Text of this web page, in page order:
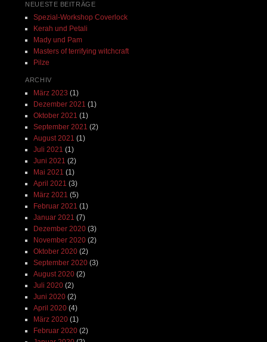
NEUESTE BEITRÄGE
Spezial-Workshop Coverlock
Kerah und Petali
Mady und Pam
Masters of terrifying witchcraft
Pilze
ARCHIV
März 2023 (1)
Dezember 2021 (1)
Oktober 2021 (1)
September 2021 (2)
August 2021 (1)
Juli 2021 (1)
Juni 2021 (2)
Mai 2021 (1)
April 2021 (3)
März 2021 (5)
Februar 2021 (1)
Januar 2021 (7)
Dezember 2020(3)
November 2020(2)
Oktober 2020(2)
September 2020(3)
August 2020(2)
Juli 2020(2)
Juni 2020(2)
April 2020(4)
März 2020(1)
Februar 2020(2)